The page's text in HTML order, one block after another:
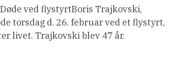
ved flystyrtBoris Trajkovski,
torsdag d. 26. februar ved et flystyrt,
livet. Trajkovski blev 47 år.